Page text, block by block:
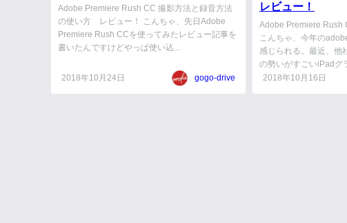
Adobe Premiere Rush CC 撮影方法と録音方法
の使い方 レビュー！ こんちゃ、先日Adobe
Premiere Rush CCを使ってみたレビュー記事を
書いたんですけどやっぱ使い込...
2018年10月24日 gogo-drive
レビュー！
Adobe Premiere Rush
こんちゃ、今年の
感じられる。最近、他
の勢いがすごいiPadグ
2018年10月16日